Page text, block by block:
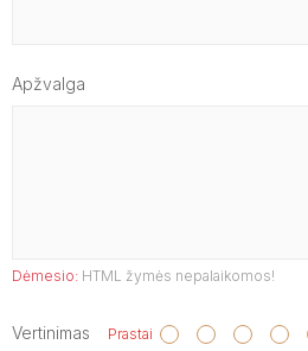
Apžvalga
Dėmesio: HTML žymės nepalaikomos!
Vertinimas Prastai